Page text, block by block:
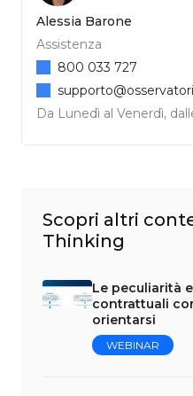
Alessia Barone
Assistenza
Da Lunedì al Venerdì,
800 033 727
Scopri altri
Thinking
Le peculiarità
contrattuali
orientarsi
WEBINAR